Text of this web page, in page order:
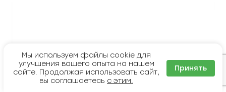
Мы используем файлы cookie для
улучшения вашего опыта на нашем
сайте. Продолжая использовать сайт,
вы соглашаетесь с этим.
Принять